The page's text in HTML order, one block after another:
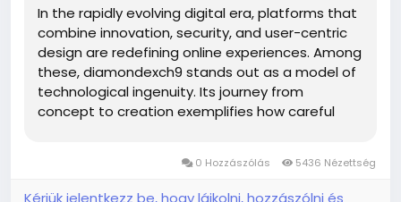
In the rapidly evolving digital era, platforms that
combine innovation, security, and user-centric
design are redefining online experiences. Among
these, diamondexch9 stands out as a model of
technological ingenuity. Its journey from
concept to creation exemplifies how careful
engagement across diverse audiences....
0 Hozzászólás 5436 Nézettség
Kérjük jelentkezz be, hogy lájkolni, hozzászólni és